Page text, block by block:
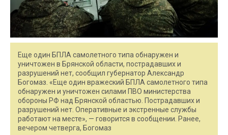
Еще один БПЛА самолетного типа обнаружен и
уничтожен в Брянской области, пострадавших и
разрушений нет, сообщил губернатор Александр
Богомаз. «Еще один вражеский БПЛА самолетного типа
обнаружен и уничтожен силами ПВО министерства
обороны РФ над Брянской областью. Пострадавших и
разрушений нет. Оперативные и экстренные службы
работают на месте», — говорится в сообщении. Ранее,
вечером четверга, Богомаз